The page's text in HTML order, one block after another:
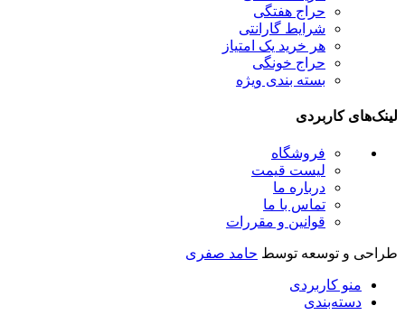
حراج هفتگی
شرایط گارانتی
هر خرید یک امتیاز
حراج خونگی
بسته بندی ویژه
لینک‌های کاربردی
فروشگاه
لیست قیمت
درباره ما
تماس با ما
قوانین و مقررات
طراحی و توسعه توسط حامد صفری
منو کاربردی
دسته‌بندی